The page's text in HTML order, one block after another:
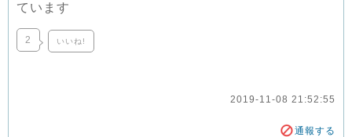
ています
2 いいね!
2019-11-08 21:52:55
通報する